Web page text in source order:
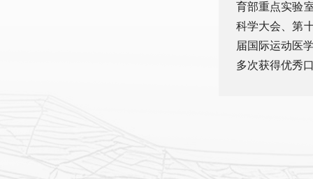
育部重点实验
科学大会、第
届国际运动医
多次获得优秀